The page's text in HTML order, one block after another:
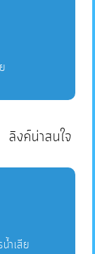
ลิงค์น่าสนใจ
ำเสีย